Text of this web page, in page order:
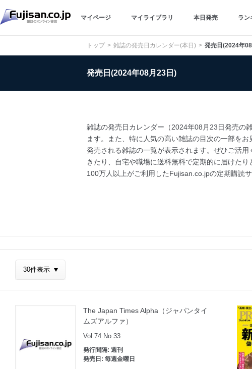
マイページ マイライブラリ 本日発売 ラン
トップ 雑誌の発売日カレンダー(本日) 発売日(2024年
発売日(2024年08月23日)
雑誌の発売日カレンダー（2024年08月23日発売の
ます。また、特に人気の高い雑誌の目次の一部を
発売される雑誌の一覧が表示されます。ぜひご活
きたり、自宅や職場に送料無料で定期的に届けた
100万人以上がご利用したFujisan.co.jpの定期購読
The Japan Times Alpha（ジャパンタイ
ムズアルファ）
Vol.74 No.33
発行間隔: 週刊
発売日: 毎週金曜日